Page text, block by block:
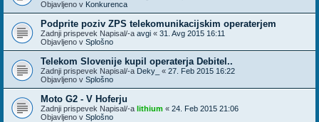
Objavljeno v Konkurenca
Podprite poziv ZPS telekomunikacijskim operaterjem
Zadnji prispevek Napisal/-a avgi « 31. Avg 2015 16:11
Objavljeno v Splošno
Telekom Slovenije kupil operaterja Debitel..
Zadnji prispevek Napisal/-a Deky_ « 27. Feb 2015 16:22
Objavljeno v Splošno
Moto G2 - V Hoferju
Zadnji prispevek Napisal/-a lithium « 24. Feb 2015 21:06
Objavljeno v Splošno